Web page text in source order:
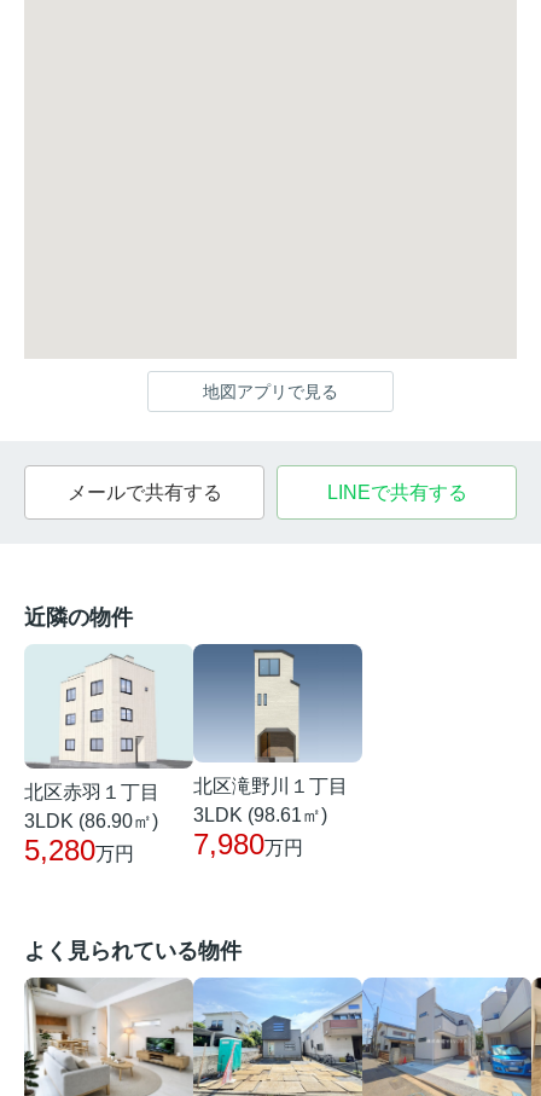
地図アプリで見る
メールで共有する LINEで共有する
近隣の物件
北区赤羽１丁目
3LDK (86.90㎡)
5,280万円
北区滝野川１丁目
3LDK (98.61㎡)
7,980万円
よく見られている物件